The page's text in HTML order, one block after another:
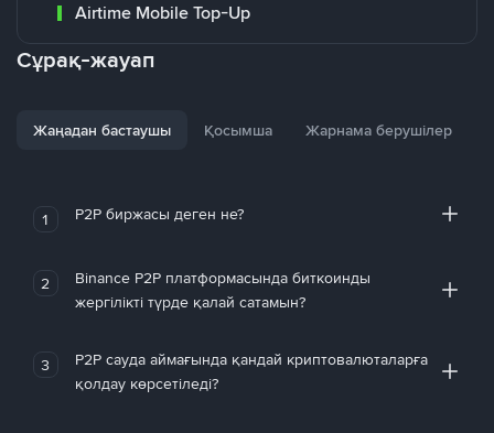
Airtime Mobile Top-Up
Сұрақ-жауап
Жаңадан бастаушы Қосымша Жарнама берушілер
1 P2P биржасы деген не?
2
Binance P2P платформасында биткоинды
жергілікті түрде қалай сатамын?
3
P2P сауда аймағында қандай криптовалюталарға
қолдау көрсетіледі?